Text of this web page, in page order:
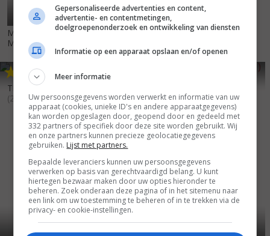
McBride: Anybody Here
Murder Marty?
,7
The Diary of Ellen Rimbauer
(2003)
Gepersonaliseerde advertenties en content,
advertentie- en contentmetingen,
doelgroepenonderzoek en ontwikkeling van diensten
Informatie op een apparaat opslaan en/of openen
Meer informatie
Uw persoonsgegevens worden verwerkt en informatie van uw
apparaat (cookies, unieke ID's en andere apparaatgegevens)
kan worden opgeslagen door, geopend door en gedeeld met
332 partners of specifiek door deze site worden gebruikt. Wij
en onze partners kunnen precieze geolocatiegegevens
gebruiken. Lijst met partners.
Bepaalde leveranciers kunnen uw persoonsgegevens
verwerken op basis van gerechtvaardigd belang. U kunt
hiertegen bezwaar maken door uw opties hieronder te
beheren. Zoek onderaan deze pagina of in het sitemenu naar
een link om uw toestemming te beheren of in te trekken via de
privacy- en cookie-instellingen.